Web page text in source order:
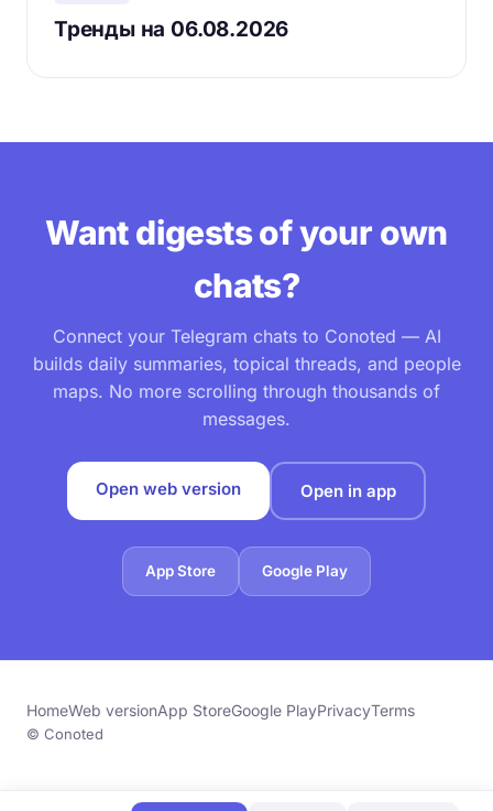
Тренды на 06.08.2026
Want digests of your own
chats?
Connect your Telegram chats to Conoted — AI
builds daily summaries, topical threads, and people
maps. No more scrolling through thousands of
messages.
Open web version Open in app
App Store Google Play
HomeWeb versionApp StoreGoogle PlayPrivacyTerms
© Conoted